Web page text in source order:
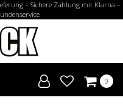
– Sichere Zahlung mit Klarna –
0